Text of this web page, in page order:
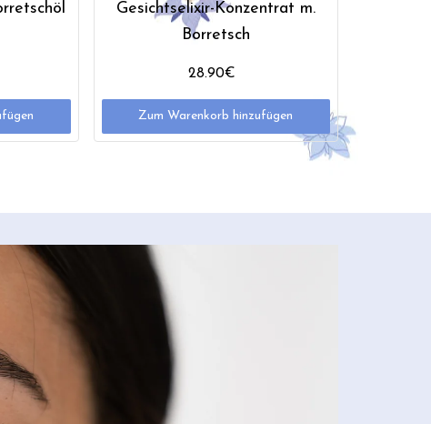
Gesichtselixir-Konzentrat m.
Borretsch
28.90€
Zum Warenkorb hinzufügen